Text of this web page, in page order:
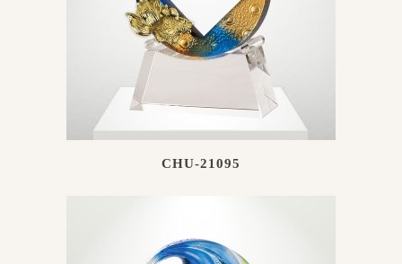
CHU-21095